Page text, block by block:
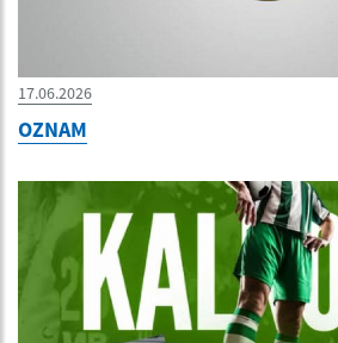
17.06.2026
OZNAM